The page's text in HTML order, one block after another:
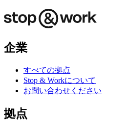
企業
すべての拠点
Stop & Workについて
お問い合わせください
拠点